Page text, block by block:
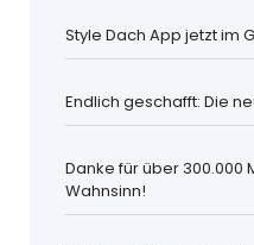
Style Dach App jetzt im
Endlich geschafft: Die
Danke für über 300.000
Wahnsinn!